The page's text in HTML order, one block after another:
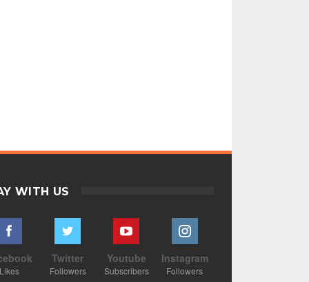
WITH US
Likes
Twitter
Followers
Youtube
Subscribers
Instagram
Followers